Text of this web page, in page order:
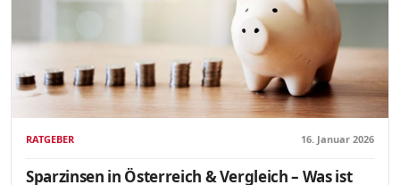
RATGEBER 16. Januar 2026
Sparzinsen in Österreich & Vergleich – Was ist